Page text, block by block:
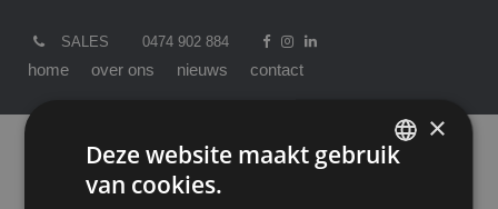
SALES 0474 902 884
home over ons nieuws contact
×
Deze website maakt gebruik
van cookies.